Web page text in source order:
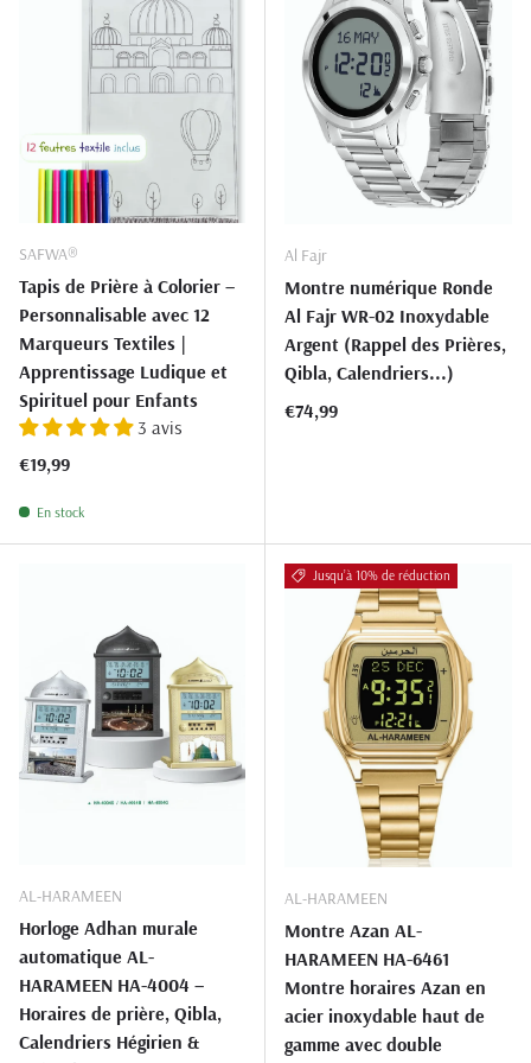
SAFWA®
Tapis de Prière à Colorier –
Personnalisable avec 12
Marqueurs Textiles |
Apprentissage Ludique et
Spirituel pour Enfants
3 avis
Prix habituel
€19,99
En stock
Al Fajr
Montre numérique Ronde
Al Fajr WR-02 Inoxydable
Argent (Rappel des Prières,
Qibla, Calendriers...)
Prix habituel
€74,99
AL-HARAMEEN
Horloge Adhan murale
automatique AL-
HARAMEEN HA-4004 –
Horaires de prière, Qibla,
Calendriers Hégirien &
Jusqu’à 10% de réduction
AL-HARAMEEN
Montre Azan AL-
HARAMEEN HA-6461
Montre horaires Azan en
acier inoxydable haut de
gamme avec double